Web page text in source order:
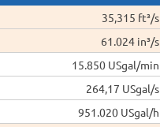
35,315 ft³/s
61.024 in³/s
15.850 USgal/min
264,17 USgal/s
951.020 USgal/h